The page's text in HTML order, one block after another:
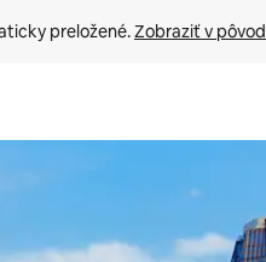
preložené. Zobraziť v